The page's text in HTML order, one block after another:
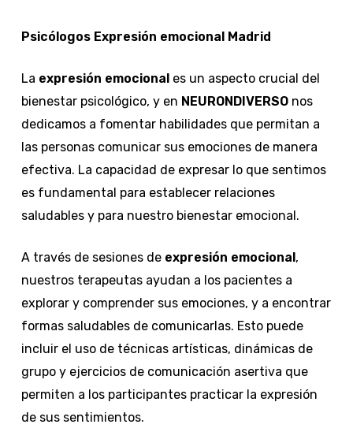
Psicólogos Expresión emocional Madrid
La expresión emocionales un aspecto crucial del
bienestar psicológico, y en NEURONDIVERSOnos
dedicamos a fomentar habilidades que permitan a
las personas comunicar sus emociones de manera
efectiva. La capacidad de expresar lo que sentimos
es fundamental para establecer relaciones
saludables y para nuestro bienestar emocional.
A través de sesiones de expresión emocional,
nuestros terapeutas ayudan a los pacientes a
explorar y comprender sus emociones, y a encontrar
formas saludables de comunicarlas. Esto puede
incluir el uso de técnicas artísticas, dinámicas de
grupo y ejercicios de comunicación asertiva que
permiten a los participantes practicar la expresión
de sus sentimientos.